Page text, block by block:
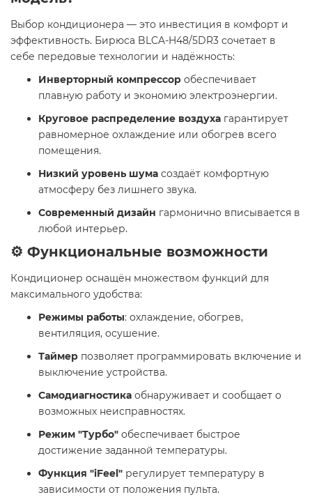
Выбор кондиционера — это инвестиция в комфорт и
эффективность. Бирюса BLCA-H48/5DR3 сочетает в
себе передовые технологии и надёжность:
Инверторный компрессор обеспечивает
плавную работу и экономию электроэнергии.
Круговое распределение воздуха гарантирует
равномерное охлаждение или обогрев всего
помещения.
Низкий уровень шума создаёт комфортную
атмосферу без лишнего звука.
Современный дизайн гармонично вписывается в
любой интерьер.
⚙️ Функциональные возможности
Кондиционер оснащён множеством функций для
максимального удобства:
Режимы работы: охлаждение, обогрев,
вентиляция, осушение.
Таймер позволяет программировать включение и
выключение устройства.
Самодиагностика обнаруживает и сообщает о
возможных неисправностях.
Режим "Турбо" обеспечивает быстрое
достижение заданной температуры.
Функция "iFeel" регулирует температуру в
зависимости от положения пульта.